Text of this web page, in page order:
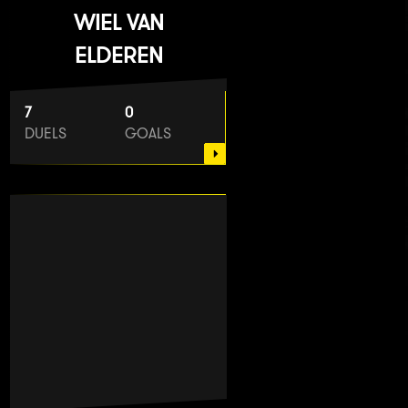
WIEL VAN
ELDEREN
7
DUELS
0
GOALS